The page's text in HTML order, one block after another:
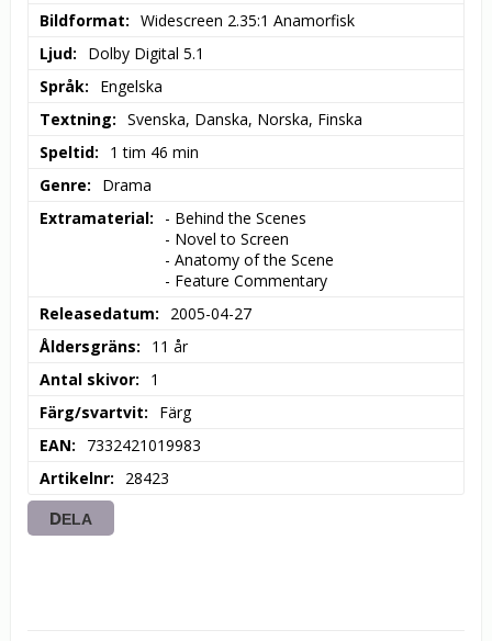
Bildformat
Widescreen 2.35:1 Anamorfisk
Ljud
Dolby Digital 5.1
Språk
Engelska
Textning
Svenska, Danska, Norska, Finska
Speltid
1 tim 46 min
Genre
Drama
Extramaterial
- Behind the Scenes
- Novel to Screen
- Anatomy of the Scene
- Feature Commentary
Releasedatum
2005-04-27
Åldersgräns
11 år
Antal skivor
1
Färg/svartvit
Färg
EAN
7332421019983
Artikelnr
28423
DELA